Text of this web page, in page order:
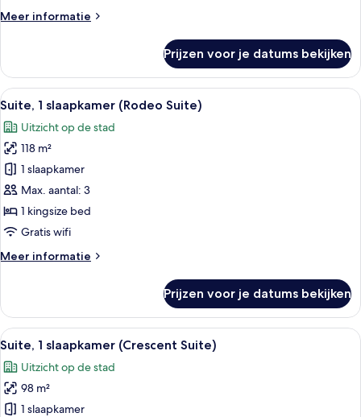
Meer informatie
Meer
1
slaapkamer,
open
Prijzen voor je datums bekijken
Alle
foto's
voor
Suite,
slaapkamer
(Rodeo
Suite)
Een ruime woonkamer met een
6
Suite, 1 slaapkamer (Rodeo Suite)
Uitzicht op de stad
118 m²
1 slaapkamer
Max. aantal: 3
1 kingsize bed
Gratis wifi
Meer informatie
Meer
1
slaapkamer
(Rodeo
Prijzen voor je datums bekijken
Alle
foto's
voor
Suite,
Een ruime woonkamer met een
6
Suite, 1 slaapkamer (Crescent Suite)
Uitzicht op de stad
98 m²
1 slaapkamer